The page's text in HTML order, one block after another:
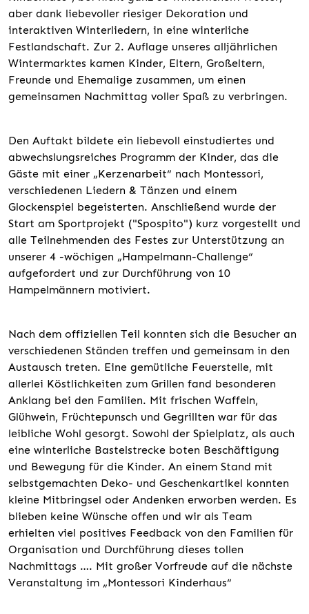
aber dank liebevoller riesiger Dekoration und
interaktiven Winterliedern, in eine winterliche
Festlandschaft. Zur 2. Auflage unseres alljährlichen
Wintermarktes kamen Kinder, Eltern, Großeltern,
Freunde und Ehemalige zusammen, um einen
gemeinsamen Nachmittag voller Spaß zu verbringen.
Den Auftakt bildete ein liebevoll einstudiertes und
abwechslungsreiches Programm der Kinder, das die
Gäste mit einer „Kerzenarbeit“ nach Montessori,
verschiedenen Liedern & Tänzen und einem
Glockenspiel begeisterten. Anschließend wurde der
Start am Sportprojekt ("Spospito") kurz vorgestellt und
alle Teilnehmenden des Festes zur Unterstützung an
unserer 4 -wöchigen „Hampelmann-Challenge“
aufgefordert und zur Durchführung von 10
Hampelmännern motiviert.
Nach dem offiziellen Teil konnten sich die Besucher an
verschiedenen Ständen treffen und gemeinsam in den
Austausch treten. Eine gemütliche Feuerstelle, mit
allerlei Köstlichkeiten zum Grillen fand besonderen
Anklang bei den Familien. Mit frischen Waffeln,
Glühwein, Früchtepunsch und Gegrillten war für das
leibliche Wohl gesorgt. Sowohl der Spielplatz, als auch
eine winterliche Bastelstrecke boten Beschäftigung
und Bewegung für die Kinder. An einem Stand mit
selbstgemachten Deko- und Geschenkartikel konnten
kleine Mitbringsel oder Andenken erworben werden. Es
blieben keine Wünsche offen und wir als Team
erhielten viel positives Feedback von den Familien für
Organisation und Durchführung dieses tollen
Nachmittags …. Mit großer Vorfreude auf die nächste
Veranstaltung im „Montessori Kinderhaus“